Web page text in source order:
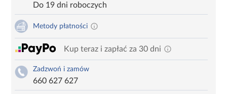
Do 19 dni roboczych
Metody płatności
Kup teraz i zapłać za 30 dni
Zadzwoń i zamów
660 627 627